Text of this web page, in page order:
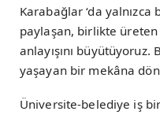
Karabağlar ‘da
paylaşan, birlikte
anlayışını büyütüyoruz.
yaşayan bir mekâna
Üniversite-belediye iş